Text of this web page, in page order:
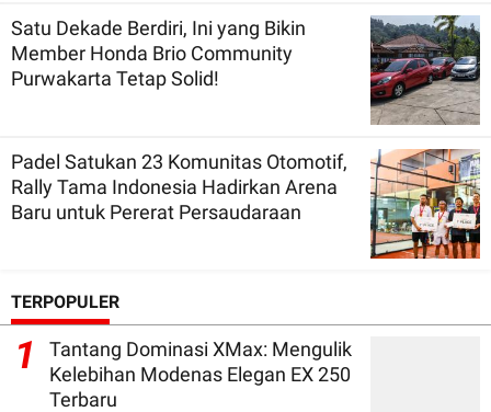
Satu Dekade Berdiri, Ini yang Bikin
Member Honda Brio Community
Purwakarta Tetap Solid!
Padel Satukan 23 Komunitas Otomotif,
Rally Tama Indonesia Hadirkan Arena
Baru untuk Pererat Persaudaraan
TERPOPULER
1
Tantang Dominasi XMax: Mengulik
Kelebihan Modenas Elegan EX 250
Terbaru